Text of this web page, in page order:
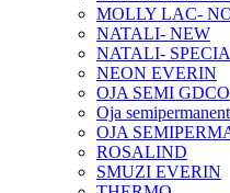
MOLLY LAC-
NATALI- NEW
NATALI-
NEON EVERIN
OJA SEMI
Oja
OJA
ROSALIND
SMUZI EVERIN